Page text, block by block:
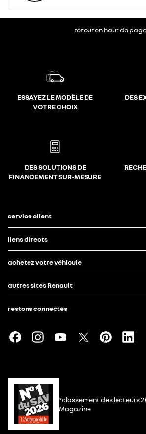
retour en haut de page​
ESSAYEZ LE MODÈLE DE
VOTRE CHOIX
DES
DES SOLUTIONS DE
FINANCEMENT SUR-MESURE
service client
liens directs
achetez votre véhicule
autres sites Renault
restons connectés
*classement des lecteurs
Magazine